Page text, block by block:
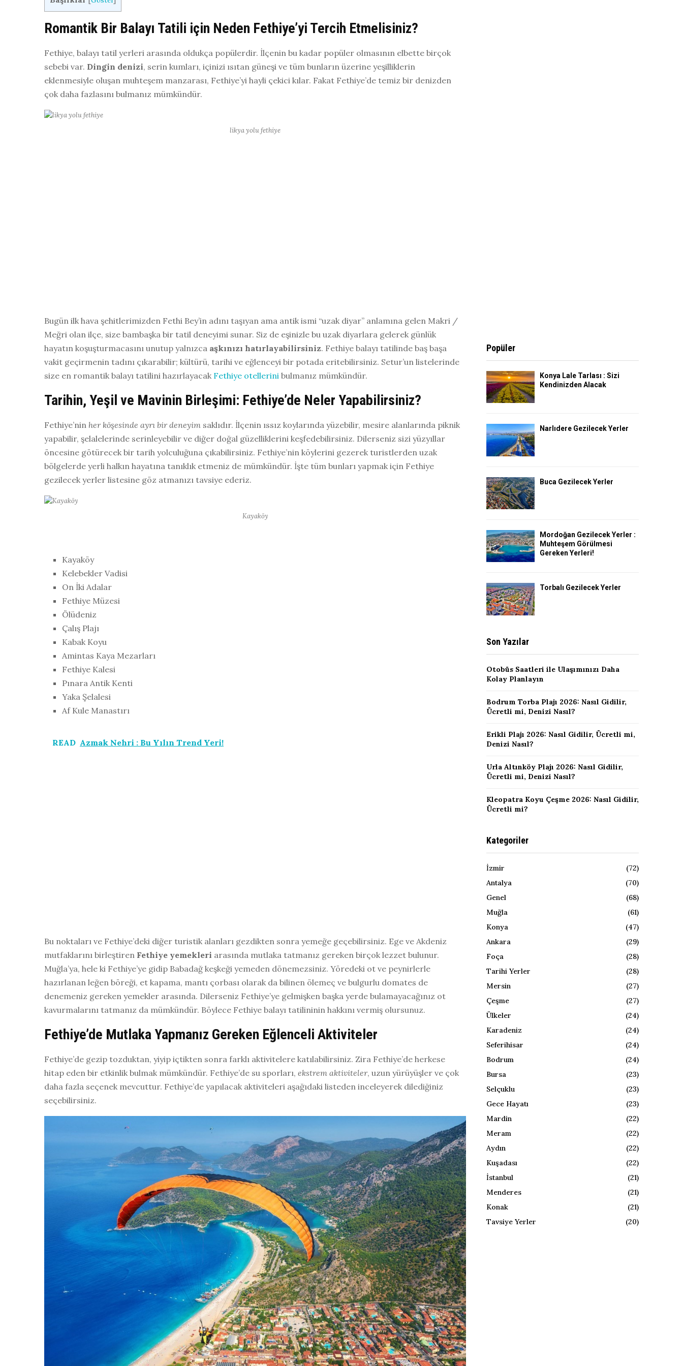
Romantik Bir Balayı Tatili için Neden Fethiye’yi Tercih Etmelisiniz?
Fethiye, balayı tatil yerleri arasında oldukça popülerdir. İlçenin bu kadar popüler olmasının elbette birçok
sebebi var. Dingin denizi, serin kumları, içinizi ısıtan güneşi ve tüm bunların üzerine yeşilliklerin
eklenmesiyle oluşan muhteşem manzarası, Fethiye’yi hayli çekici kılar. Fakat Fethiye’de temiz bir denizden
çok daha fazlasını bulmanız mümkündür.
likya yolu fethiye
Bugün ilk hava şehitlerimizden Fethi Bey’in adını taşıyan ama antik ismi “uzak diyar” anlamına gelen Makri /
Meğri olan ilçe, size bambaşka bir tatil deneyimi sunar. Siz de eşinizle bu uzak diyarlara gelerek günlük
hayatın koşuşturmacasını unutup yalnızca aşkınızı hatırlayabilirsiniz. Fethiye balayı tatilinde baş başa
vakit geçirmenin tadını çıkarabilir; kültürü, tarihi ve eğlenceyi bir potada eritebilirsiniz. Setur’un listelerinde
size en romantik balayı tatilini hazırlayacak Fethiye otellerini bulmanız mümkündür.
Tarihin, Yeşil ve Mavinin Birleşimi: Fethiye’de Neler Yapabilirsiniz?
Fethiye’nin her köşesinde ayrı bir deneyim saklıdır. İlçenin ıssız koylarında yüzebilir, mesire alanlarında piknik
yapabilir, şelalelerinde serinleyebilir ve diğer doğal güzelliklerini keşfedebilirsiniz. Dilerseniz sizi yüzyıllar
öncesine götürecek bir tarih yolculuğuna çıkabilirsiniz. Fethiye’nin köylerini gezerek turistlerden uzak
bölgelerde yerli halkın hayatına tanıklık etmeniz de mümkündür. İşte tüm bunları yapmak için Fethiye
gezilecek yerler listesine göz atmanızı tavsiye ederiz.
Kayaköy
Kayaköy
Kelebekler Vadisi
On İki Adalar
Fethiye Müzesi
Ölüdeniz
Çalış Plajı
Kabak Koyu
Amintas Kaya Mezarları
Fethiye Kalesi
Pınara Antik Kenti
Yaka Şelalesi
Af Kule Manastırı
READ Azmak Nehri : Bu Yılın Trend Yeri!
Bu noktaları ve Fethiye’deki diğer turistik alanları gezdikten sonra yemeğe geçebilirsiniz. Ege ve Akdeniz
mutfaklarını birleştiren Fethiye yemekleri arasında mutlaka tatmanız gereken birçok lezzet bulunur.
Muğla’ya, hele ki Fethiye’ye gidip Babadağ keşkeği yemeden dönemezsiniz. Yöredeki ot ve peynirlerle
hazırlanan leğen böreği, et kapama, mantı çorbası olarak da bilinen ölemeç ve bulgurlu domates de
denemeniz gereken yemekler arasında. Dilerseniz Fethiye’ye gelmişken başka yerde bulamayacağınız ot
kavurmalarını tatmanız da mümkündür. Böylece Fethiye balayı tatilininin hakkını vermiş olursunuz.
Fethiye’de Mutlaka Yapmanız Gereken Eğlenceli Aktiviteler
Fethiye’de gezip tozduktan, yiyip içtikten sonra farklı aktivitelere katılabilirsiniz. Zira Fethiye’de herkese
hitap eden bir etkinlik bulmak mümkündür. Fethiye’de su sporları, ekstrem aktiviteler, uzun yürüyüşler ve çok
daha fazla seçenek mevcuttur. Fethiye’de yapılacak aktiviteleri aşağıdaki listeden inceleyerek dilediğiniz
seçebilirsiniz.
Popüler
Konya Lale Tarlası : Sizi
Kendinizden Alacak
Narlıdere Gezilecek Yerler
Buca Gezilecek Yerler
Mordoğan Gezilecek Yerler :
Muhteşem Görülmesi
Gereken Yerleri!
Torbalı Gezilecek Yerler
Son Yazılar
Otobüs Saatleri ile Ulaşımınızı Daha
Kolay Planlayın
Bodrum Torba Plajı 2026: Nasıl Gidilir,
Ücretli mi, Denizi Nasıl?
Erikli Plajı 2026: Nasıl Gidilir, Ücretli mi,
Denizi Nasıl?
Urla Altınköy Plajı 2026: Nasıl Gidilir,
Ücretli mi, Denizi Nasıl?
Kleopatra Koyu Çeşme 2026: Nasıl Gidilir,
Ücretli mi?
Kategoriler
İzmir
(72)
Antalya
(70)
Genel
(68)
Muğla
(61)
Konya
(47)
Ankara
(29)
Foça
(28)
Tarihi Yerler
(28)
Mersin
(27)
Çeşme
(27)
Ülkeler
(24)
Karadeniz
(24)
Seferihisar
(24)
Bodrum
(24)
Bursa
(23)
Selçuklu
(23)
Gece Hayatı
(23)
Mardin
(22)
Meram
(22)
Aydın
(22)
Kuşadası
(22)
İstanbul
(21)
Menderes
(21)
Konak
(21)
Tavsiye Yerler
(20)